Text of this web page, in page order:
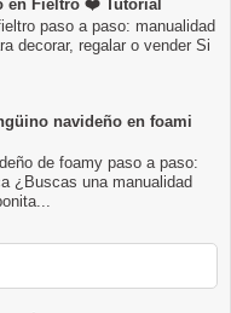
en Fieltro ❤️ Tutorial
paso a paso: manualidad
decorar, regalar o vender Si
navideño en foami
de foamy paso a paso:
¿Buscas una manualidad